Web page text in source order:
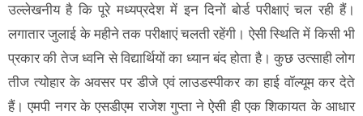
उल्लेखनीय है कि पूरे मध्यप्रदेश में इन दिनों बोर्ड परीक्षाएं चल रही हैं।
लगातार जुलाई के महीने तक परीक्षाएं चलती रहेंगी। ऐसी स्थिति में किसी भी
प्रकार की तेज ध्वनि से विद्यार्थियों का ध्यान बंद होता है। कुछ उत्साही लोग
तीज त्योहार के अवसर पर डीजे एवं लाउडस्पीकर का हाई वॉल्यूम कर देते
हैं। एमपी नगर के एसडीएम राजेश गुप्ता ने ऐसी ही एक शिकायत के आधार